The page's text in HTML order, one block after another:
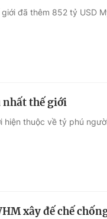
đã thêm 852 tỷ USD
nhất thế giới
thuộc về tỷ phú
xây đế chế